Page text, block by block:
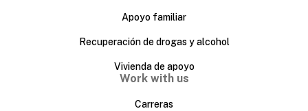
Apoyo familiar
Recuperación de drogas y alcohol
Vivienda de apoyo
Work with us
Carreras